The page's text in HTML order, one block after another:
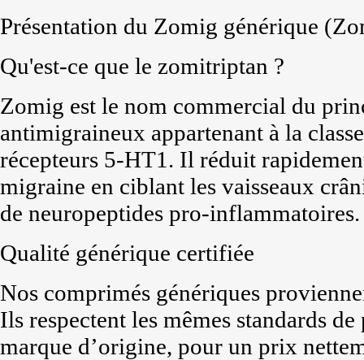
Présentation du Zomig générique
Qu'est-ce que le zomitriptan ?
Zomig est le nom commercial du
antimigraineux appartenant à la
récepteurs 5-HT1. Il réduit
migraine en ciblant les vaisseaux
de neuropeptides pro-inflammatoires.
Qualité générique certifiée
Nos comprimés génériques
Ils respectent les mêmes standards
marque d’origine, pour un prix